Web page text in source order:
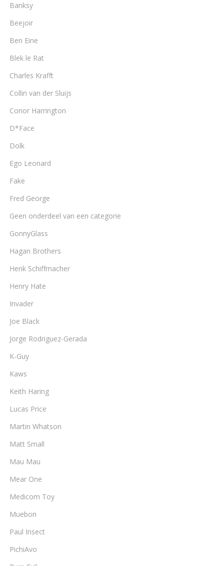
Banksy
Beejoir
Ben Eine
Blek le Rat
Charles Krafft
Collin van der Sluijs
Conor Harrington
D*Face
Dolk
Ego Leonard
Fake
Fred George
Geen onderdeel van een categorie
GonnyGlass
Hagan Brothers
Henk Schiffmacher
Henry Hate
Invader
Joe Black
Jorge Rodriguez-Gerada
K-Guy
Kaws
Keith Haring
Lucas Price
Martin Whatson
Matt Small
Mau Mau
Mear One
Medicom Toy
Muebon
Paul Insect
PichiAvo